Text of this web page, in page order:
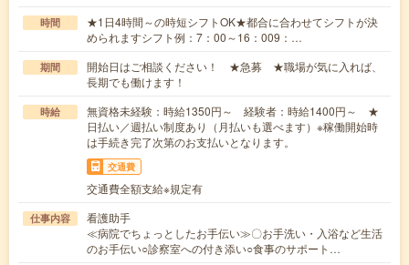
時間
★1日4時間～の時短シフトOK★都合に合わせてシフトが決
められますシフト例：7：00～16：009：…
期間
開始日はご相談ください！ ★急募 ★職場が気に入れば、
長期でも働けます！
時給
無資格未経験：時給1350円～ 経験者：時給1400円～ ★
日払い／週払い制度あり（月払いも選べます）※稼働開始時
は手続き完了次第のお支払いとなります。
交通費
交通費全額支給※規定有
仕事内容
看護助手
≪病院でちょっとしたお手伝い≫〇お手洗い・入浴など生活
のお手伝い○診察室への付き添い○食事のサポート…